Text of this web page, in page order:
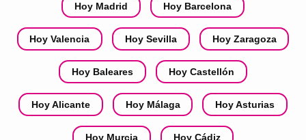
Hoy Madrid Hoy Barcelona
Hoy Valencia Hoy Sevilla Hoy Zaragoza
Hoy Baleares Hoy Castellón
Hoy Alicante Hoy Málaga Hoy Asturias
Hoy Murcia Hoy Cádiz